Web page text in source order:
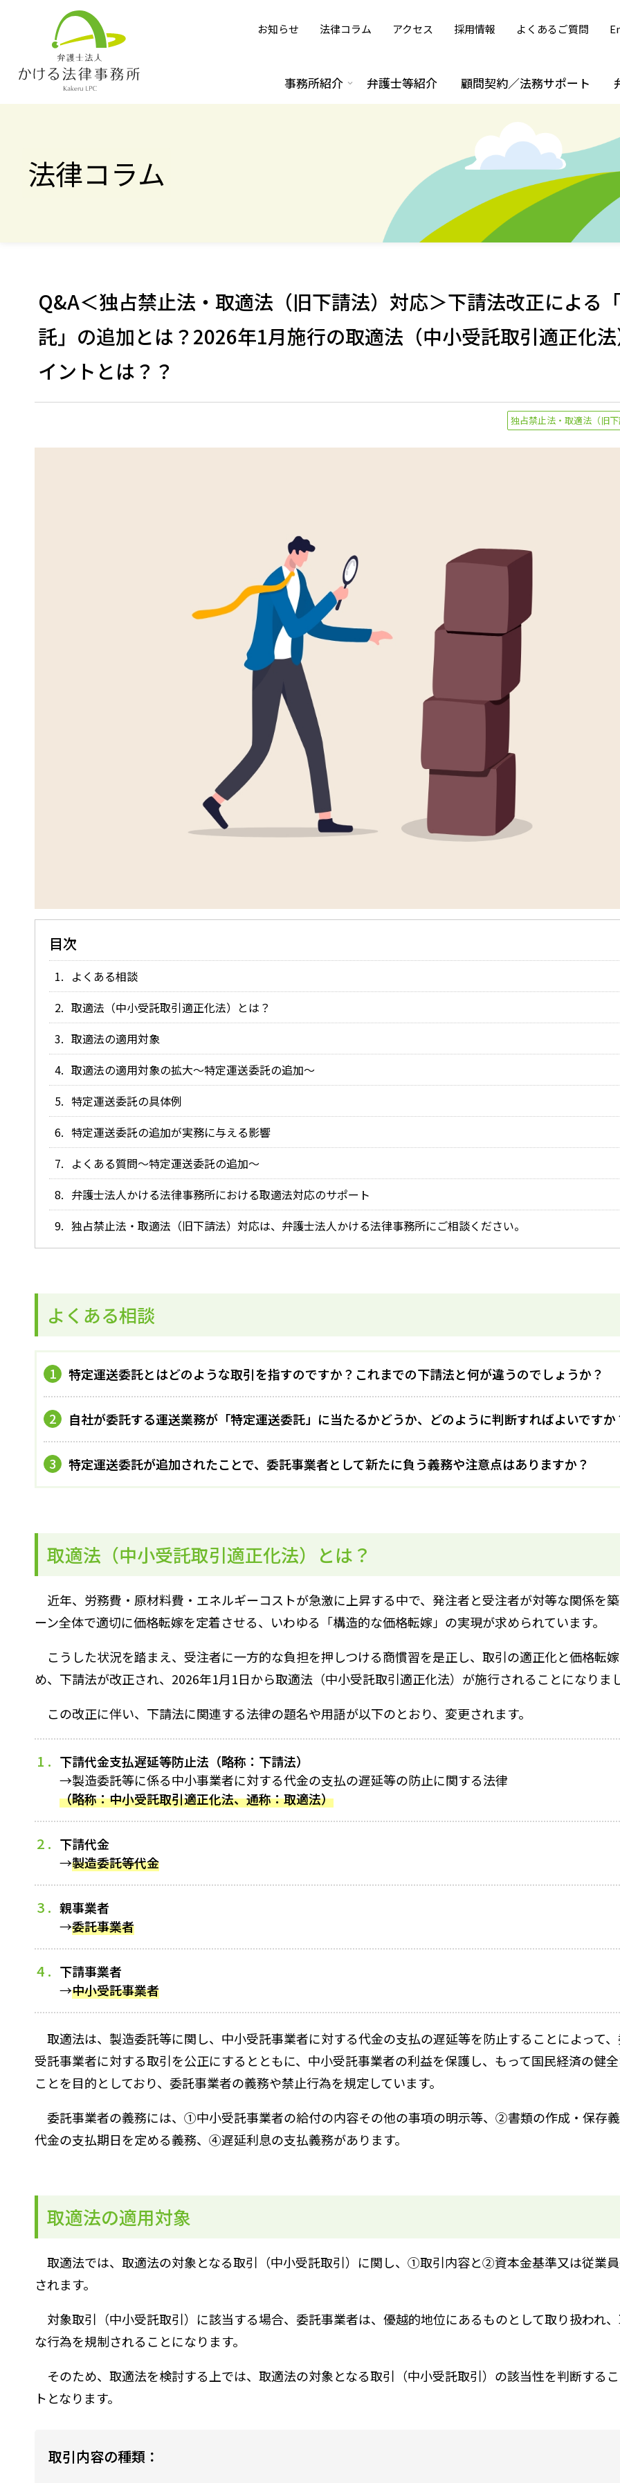
お知らせ 法律コラム アクセス 採用情報 よくあるご質問
事務所紹介 弁護士等紹介 顧問契約／法務サポート
法律コラム
Q&A＜独占禁止法・取適法（旧下請法）対応＞下請法改正による
託」の追加とは？2026年1月施行の取適法（中小受託取引適正化
イントとは？？
独占禁止法・取適法（旧
目次
よくある相談
取適法（中小受託取引適正化法）とは？
取適法の適用対象
取適法の適用対象の拡大～特定運送委託の追加～
特定運送委託の具体例
特定運送委託の追加が実務に与える影響
よくある質問～特定運送委託の追加～
弁護士法人かける法律事務所における取適法対応のサポート
独占禁止法・取適法（旧下請法）対応は、弁護士法人かける法律事務所にご相談ください。
よくある相談
特定運送委託とはどのような取引を指すのですか？これまでの下請法と何が違うのでしょうか？
自社が委託する運送業務が「特定運送委託」に当たるかどうか、どのように判断すればよいですか
特定運送委託が追加されたことで、委託事業者として新たに負う義務や注意点はありますか？
取適法（中小受託取引適正化法）とは？
近年、労務費・原材料費・エネルギーコストが急激に上昇する中で、発注者と受注者が対等な関係を
ーン全体で適切に価格転嫁を定着させる、いわゆる「構造的な価格転嫁」の実現が求められています。
こうした状況を踏まえ、受注者に一方的な負担を押しつける商慣習を是正し、取引の適正化と価格転
め、下請法が改正され、2026年1月1日から取適法（中小受託取引適正化法）が施行されることになりま
この改正に伴い、下請法に関連する法律の題名や用語が以下のとおり、変更されます。
下請代金支払遅延等防止法（略称：下請法）
→製造委託等に係る中小事業者に対する代金の支払の遅延等の防止に関する法律
（略称：中小受託取引適正化法、通称：取適法）
下請代金
→製造委託等代金
親事業者
→委託事業者
下請事業者
→中小受託事業者
取適法は、製造委託等に関し、中小受託事業者に対する代金の支払の遅延等を防止することによって
受託事業者に対する取引を公正にするとともに、中小受託事業者の利益を保護し、もって国民経済の健
ことを目的としており、委託事業者の義務や禁止行為を規定しています。
委託事業者の義務には、①中小受託事業者の給付の内容その他の事項の明示等、②書類の作成・保存
代金の支払期日を定める義務、④遅延利息の支払義務があります。
取適法の適用対象
取適法では、取適法の対象となる取引（中小受託取引）に関し、①取引内容と②資本金基準又は従業
されます。
対象取引（中小受託取引）に該当する場合、委託事業者は、優越的地位にあるものとして取り扱われ
な行為を規制されることになります。
そのため、取適法を検討する上では、取適法の対象となる取引（中小受託取引）の該当性を判断する
トとなります。
取引内容の種類：